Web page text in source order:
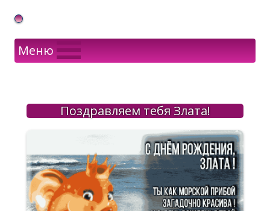
Gif Открытки в подарок
Меню
Поздравляем тебя Злата!